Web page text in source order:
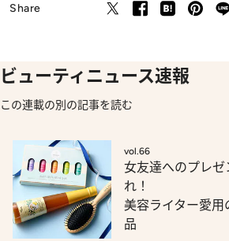
Share
ビューティニュース速報
この連載の別の記事を読む
vol.66
女友達へのプレ
れ！
美容ライター愛
品